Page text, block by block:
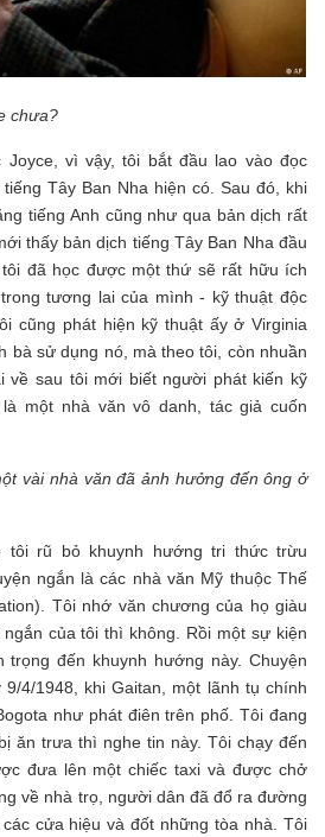
chưa?
vì vậy, tôi bắt đầu lao vào đọc
Tây Ban Nha hiện có. Sau đó, khi
tiếng Anh cũng như qua bản dịch rất
thấy bản dịch tiếng Tây Ban Nha đầu
đã học được một thứ sẽ rất hữu ích
tương lai của mình - kỹ thuật độc
cũng phát hiện kỹ thuật ấy ở Virginia
bà sử dụng nó, mà theo tôi, còn nhuần
về sau tôi mới biết người phát kiến kỹ
một nhà văn vô danh, tác giả cuốn
vài nhà văn đã ảnh hưởng đến ông ở
tôi rũ bỏ khuynh hướng tri thức trừu
ngắn là các nhà văn Mỹ thuộc Thế
Tôi nhớ văn chương của họ giàu
của tôi thì không. Rồi một sự kiện
đến khuynh hướng này. Chuyện
4/1948, khi Gaitan, một lãnh tụ chính
như phát điên trên phố. Tôi đang
ăn trưa thì nghe tin này. Tôi chạy đến
đưa lên một chiếc taxi và được chở
về nhà trọ, người dân đã đổ ra đường
cửa hiệu và đốt những tòa nhà. Tôi